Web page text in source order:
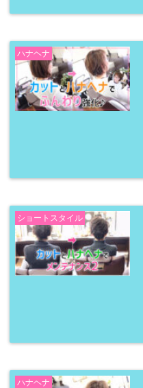
ハナヘナ
ショートスタイル
ハナヘナ